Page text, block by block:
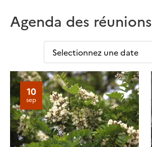
Agenda des réunions
Selectionnez une date
10
sep